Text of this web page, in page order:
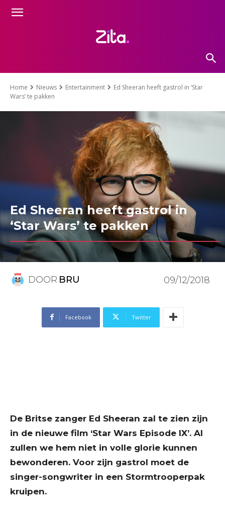
Home Nieuws Entertainment
Ed Sheeran heeft gastrol in ‘Star
Wars’ te pakken
Ed Sheeran heeft gastrol in
‘Star Wars’ te pakken
DOOR BRU 09/12/2018
Facebook Twitter
De Britse zanger Ed Sheeran zal te zien zijn
in de nieuwe film ‘Star Wars Episode IX’. Al
zullen we hem niet in volle glorie kunnen
bewonderen. Voor zijn gastrol moet de
singer-songwriter in een Stormtrooperpak
kruipen.